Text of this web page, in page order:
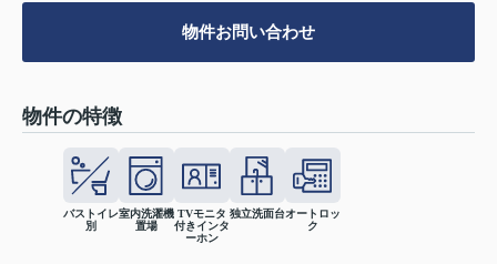
物件お問い合わせ
物件の特徴
バストイレ
別
室内洗濯機
置場
TVモニタ
付きインタ
ーホン
独立洗面台オートロッ
ク